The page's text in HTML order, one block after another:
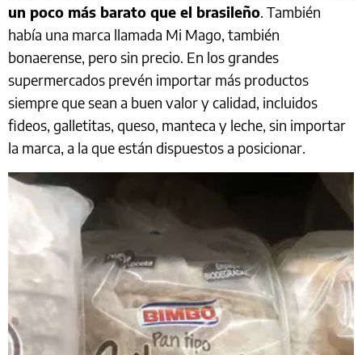
un poco más barato que el brasileño. También
había una marca llamada Mi Mago, también
bonaerense, pero sin precio. En los grandes
supermercados prevén importar más productos
siempre que sean a buen valor y calidad, incluidos
fideos, galletitas, queso, manteca y leche, sin importar
la marca, a la que están dispuestos a posicionar.